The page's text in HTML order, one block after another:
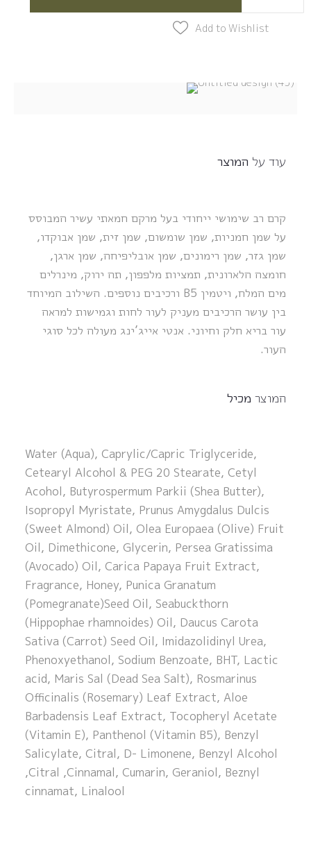
Add to Wishlist
עוד על המוצר
קרם רב שימושי ייחודי בעל מרקם חמאתי עשיר המבוסס
על שמן חמניות, שמן שומשום, שמן זית, שמן אבוקדו,
שמן גזר, שמן רימונים, שמן אובליפיחה, שמן ארגן,
חומצה הלארונית, תמציות מלפפון, תה ירוק, מינרלים
מים המלח, ויטמין B5 ורכיבים נוספים. השילוב המיוחד
בין עושר הרכיבים מעניק לעור לחות וגמישות למראה
עור בריא חלק וחיוני. אנטי אייג’ינג מעולה לכל סוגי
העור.
המוצר מכיל
Water (Aqua), Caprylic/Capric Triglyceride,
Cetearyl Alcohol & PEG 20 Stearate, Cetyl
Acohol, Butyrospermum Parkii (Shea Butter),
Isopropyl Myristate, Prunus Amygdalus Dulcis
(Sweet Almond) Oil, Olea Europaea (Olive) Fruit
Oil, Dimethicone, Glycerin, Persea Gratissima
(Avocado) Oil, Carica Papaya Fruit Extract,
Fragrance, Honey, Punica Granatum
(Pomegranate)Seed Oil, Seabuckthorn
(Hippophae rhamnoides) Oil, Daucus Carota
Sativa (Carrot) Seed Oil, Imidazolidinyl Urea,
Phenoxyethanol, Sodium Benzoate, BHT, Lactic
acid, Maris Sal (Dead Sea Salt), Rosmarinus
Officinalis (Rosemary) Leaf Extract, Aloe
Barbadensis Leaf Extract, Tocopheryl Acetate
(Vitamin E), Panthenol (Vitamin B5), Benzyl
Salicylate, Citral, D- Limonene, Benzyl Alcohol
,Citral ,Cinnamal, Cumarin, Geraniol, Beznyl
cinnamat, Linalool